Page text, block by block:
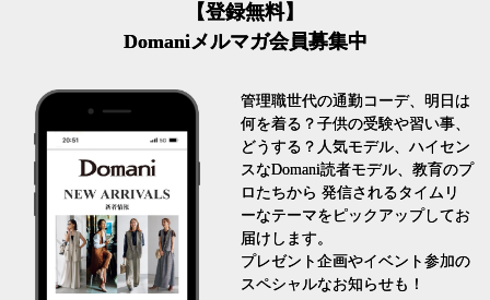
【登録無料】
Domaniメルマガ会員募集中
管理職世代の通勤コーデ、明日は
何を着る？子供の受験や習い事、
どうする？人気モデル、ハイセン
スなDomani読者モデル、教育のプ
ロたちから 発信されるタイムリ
ーなテーマをピックアップしてお
届けします。
プレゼント企画やイベント参加の
スペシャルなお知らせも！